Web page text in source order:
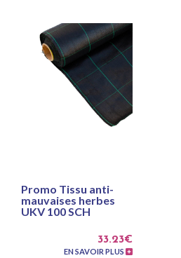
Promo Tissu anti-
mauvaises herbes
UKV 100 SCH
33.23€
EN SAVOIR PLUS